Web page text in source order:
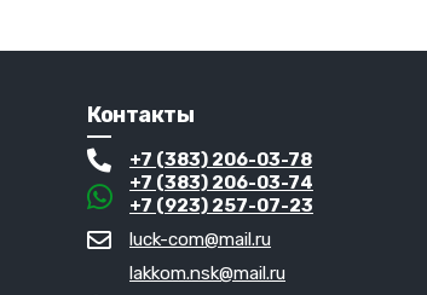
Контакты
+7 (383) 206-03-78
+7 (383) 206-03-74
+7 (923) 257-07-23
luck-com@mail.ru
lakkom.nsk@mail.ru